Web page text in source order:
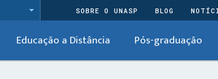
SOBRE O UNASP BLOG
Educação a Distância Pós-graduação